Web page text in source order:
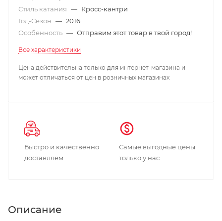
Стиль катания — Кросс-кантри
Год-Сезон — 2016
Особенность — Отправим этот товар в твой город!
Все характеристики
Цена действительна только для интернет-магазина и
может отличаться от цен в розничных магазинах
Быстро и качественно
доставляем
Самые выгодные цены
только у нас
Описание